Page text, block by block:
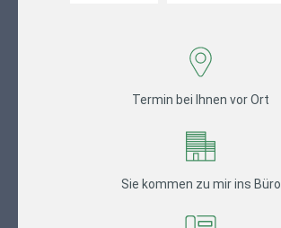
Termin bei Ihnen vor Ort
Sie kommen zu mir ins Büro